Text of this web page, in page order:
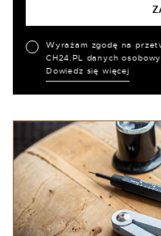
Wyrażam zgodę na
CH24.PL danych
Dowiedz się więcej